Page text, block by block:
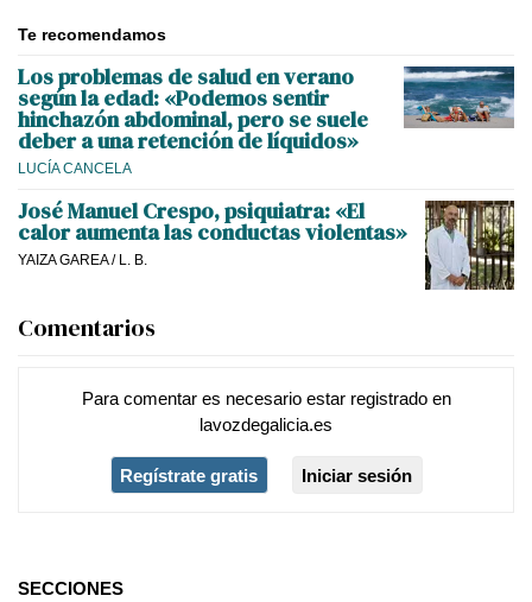
Te recomendamos
Los problemas de salud en verano
según la edad: «Podemos sentir
hinchazón abdominal, pero se suele
deber a una retención de líquidos»
LUCÍA CANCELA
José Manuel Crespo, psiquiatra: «El
calor aumenta las conductas violentas»
YAIZA GAREA/ L. B.
Comentarios
Para comentar es necesario estar registradoen
lavozdegalicia.es
Regístrate gratis Iniciar sesión
SECCIONES